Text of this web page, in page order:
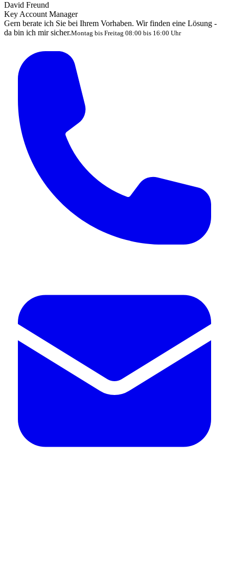
David Freund
Key Account Manager
Gern berate ich Sie bei Ihrem Vorhaben. Wir finden eine Lösung -
da bin ich mir sicher.Montag bis Freitag 08:00 bis 16:00 Uhr